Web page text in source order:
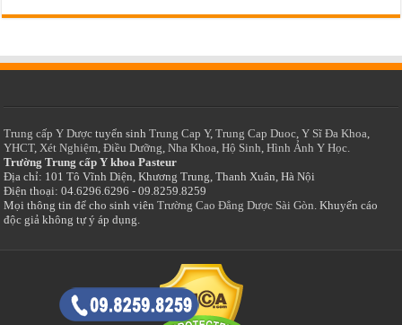
Trung cấp Y Dược tuyển sinhTrung Cap Y,Trung Cap Duoc ,Y Sĩ Đa Khoa
YHCT, Xét Nghiệm ,Điều Dưỡng ,Nha Khoa ,Hộ Sinh ,Hình Ảnh Y Học.
Trường Trung cấp Y khoa Pasteur
Địa chỉ: 101 Tô Vĩnh Diện, Khương Trung, Thanh Xuân, Hà Nội
Điện thoại: 04.6296.6296 - 09.8259.8259
Mọi thông tin để cho sinh viênTrường Cao Đẳng Dược Sài Gòn . Khuyến cáo
độc giả không tự ý áp dụng.